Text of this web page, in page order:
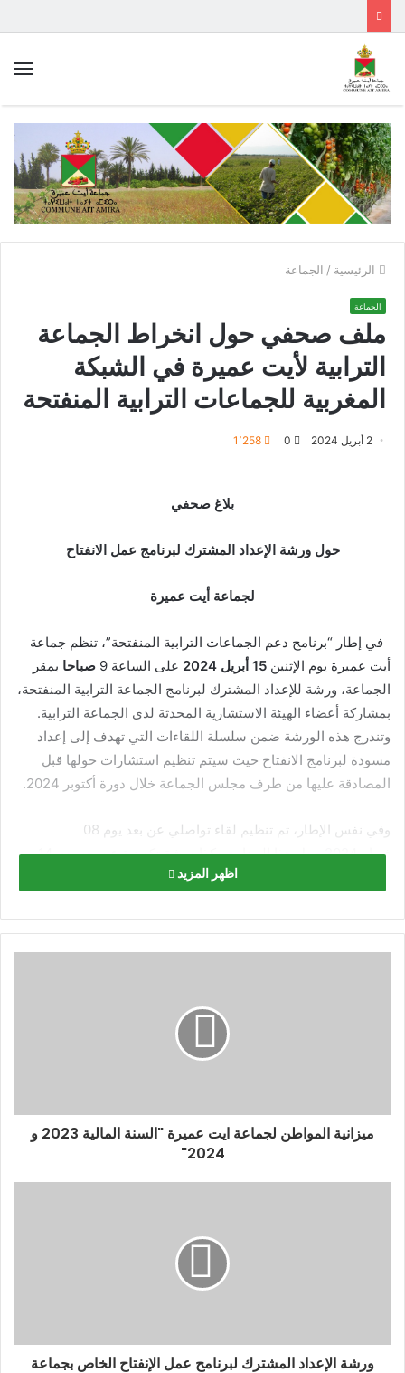
الرئيسية / الجماعة
الجماعة
ملف صحفي حول ‏انخراط الجماعة
الترابية لأيت عميرة في الشبكة
المغربية للجماعات الترابية المنفتحة
2 أبريل 2024 0 1٬258
بلاغ صحفي
حول ورشة الإعداد المشترك لبرنامج عمل الانفتاح
لجماعة أيت عميرة
في إطار “برنامج دعم الجماعات الترابية المنفتحة”، تنظم جماعة
أيت عميرة يوم الإثنين 15 أبريل 2024 على الساعة 9 صباحا بمقر
الجماعة، ورشة للإعداد المشترك لبرنامج الجماعة الترابية المنفتحة،
بمشاركة أعضاء الهيئة الاستشارية المحدثة لدى الجماعة الترابية.
وتندرج هذه الورشة ضمن سلسلة اللقاءات التي تهدف إلى إعداد
مسودة لبرنامج الانفتاح حيث سيتم تنظيم استشارات حولها قبل
المصادقة عليها من طرف مجلس الجماعة خلال دورة أكتوبر 2024.
وفي نفس الإطار، تم تنظيم لقاء تواصلي عن بعد يوم 08
فبراير2024 حول هذا البرنامج وكذا ورشة تكوينية عن بعد يوم 14
فبراير2024 حول مبادئ ومنهجية الانفتاح لفائدة الجماعات الترابية
وتعد الشبكة المغربية للجماعات الترابية المنفتحة فضاء للحوار
ولتبادل التجارب من أجل تكريس مبادئ الانفتاح المتمثلة في
وتجدر الإشارة بأن هذا البرنامج يتم تنفيذه بإشراف من المديرية
العامة للجماعات الترابية بوزارة الداخلية، بشراكة مع جمعية أمباكت
جدول أعمال ورشة الأعداد المشترك
اظهر المزيد
ميزانية المواطن لجماعة ايت عميرة "السنة المالية 2023 و
2024"
ورشة الإعداد المشترك لبرنامح عمل الإنفتاح الخاص بجماعة